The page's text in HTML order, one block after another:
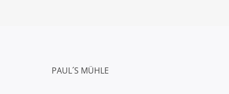
PAUL´S MÜHLE